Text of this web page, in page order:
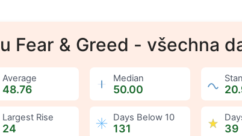
Fear & Greed - všechna
Average
:
48.76
Median
:
50.00
:
Largest Rise
:
24
Days Below 10
:
131
:
39